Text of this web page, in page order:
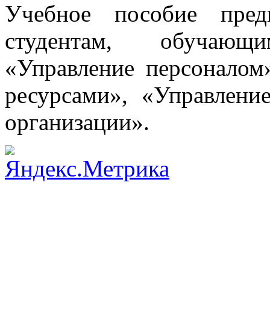
Учебное пособие
студентам,
«Управление
ресурсами»,
организации».